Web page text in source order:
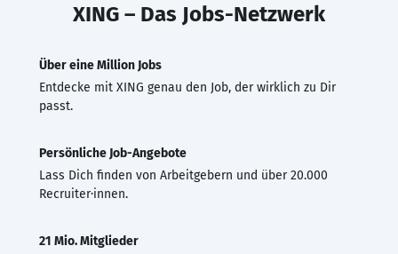
XING – Das Jobs-Netzwerk
Über eine Million Jobs
Entdecke mit XING genau den Job, der wirklich zu Dir
passt.
Persönliche Job-Angebote
Lass Dich finden von Arbeitgebern und über 20.000
Recruiter·innen.
21 Mio. Mitglieder